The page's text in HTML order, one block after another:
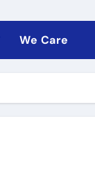
We Care